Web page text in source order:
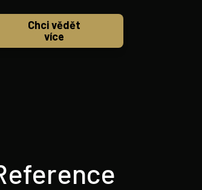
Chci vědět
více